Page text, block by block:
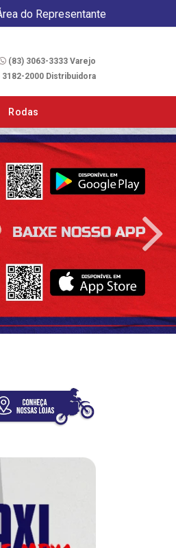
do Representante
(83) 3063-3333 Varejo
3182-2000 Distribuidora
Rodas